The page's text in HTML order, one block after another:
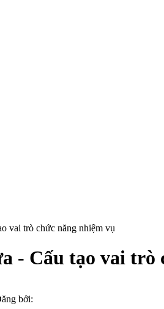
vai trò chức năng nhiệm vụ
- Cấu tạo vai trò
bởi: